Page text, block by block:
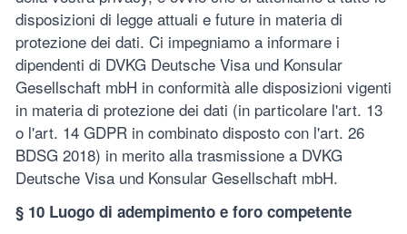
disposizioni di legge attuali e future in materia di
protezione dei dati. Ci impegniamo a informare i
dipendenti di DVKG Deutsche Visa und Konsular
Gesellschaft mbH in conformità alle disposizioni vigenti
in materia di protezione dei dati (in particolare l'art. 13
o l'art. 14 GDPR in combinato disposto con l'art. 26
BDSG 2018) in merito alla trasmissione a DVKG
Deutsche Visa und Konsular Gesellschaft mbH.
§ 10 Luogo di adempimento e foro competente